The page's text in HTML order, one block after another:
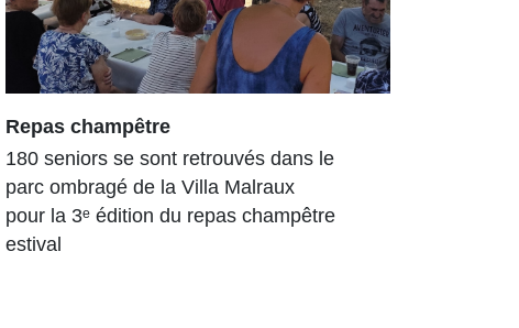
Repas champêtre
180 seniors se sont retrouvés dans le
parc ombragé de la Villa Malraux
pour la 3ᵉ édition du repas champêtre
estival